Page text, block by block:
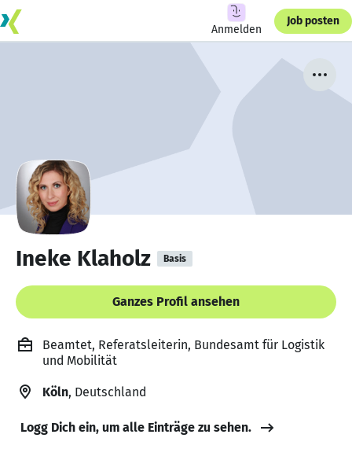
Anmelden
Job posten
Ineke Klaholz Basis
Ganzes Profil ansehen
Beamtet, Referatsleiterin, Bundesamt für Logistik
und Mobilität
Köln, Deutschland
Logg Dich ein, um alle Einträge zu sehen.